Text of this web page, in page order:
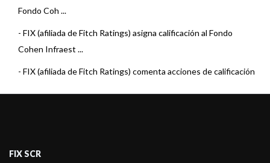
Fondo Coh ...
- FIX (afiliada de Fitch Ratings) asigna calificación al Fondo
Cohen Infraest ...
- FIX (afiliada de Fitch Ratings) comenta acciones de calificación
- FIX (afiliada de Fitch Ratings) confirma y retira las calificaciones
FIX SCR